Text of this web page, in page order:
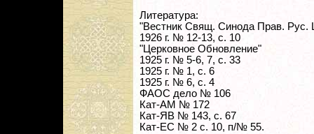
Литература:
"Вестник Свящ. Синода Прав. Рус.
1926 г. № 12-13, с. 10
"Церковное Обновление"
1925 г. № 5-6, 7, с. 33
1925 г. № 1, с. 6
1925 г. № 6, с. 4
ФАОС дело № 106
Кат-АМ № 172
Кат-ЯВ № 143, с. 67
Кат-ЕС № 2 с. 10, п/№ 55.